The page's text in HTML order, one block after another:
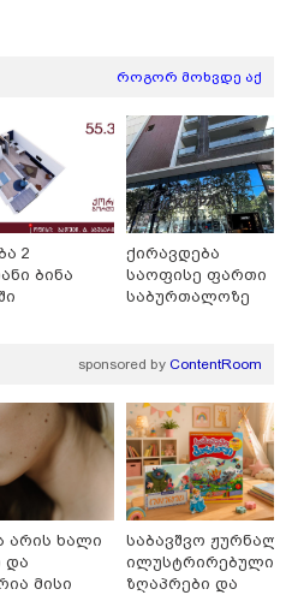
და თავს
მუშტები" - რას ჰყვება
სასტიკად
როგორ მოხვდე აქ
2
ბინა
ქირავდება
საოფისე ფართი
საბურთალოზე
sponsored by ContentRoom
არის ხალი
და
მისი
საბავშვო
ილუსტრირებული
ზღაპრები და